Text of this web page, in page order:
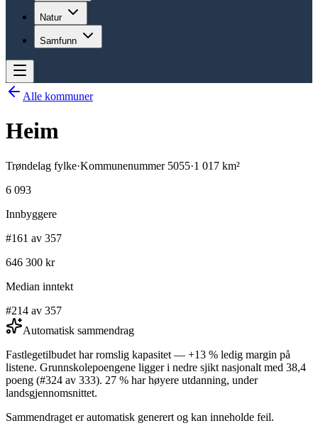
Natur
Samfunn
Alle kommuner
Heim
Trøndelag fylke·Kommunenummer 5055·1 017 km²
6 093
Innbyggere
#161 av 357
646 300 kr
Median inntekt
#214 av 357
Automatisk sammendrag
Fastlegetilbudet har romslig kapasitet — +13 % ledig margin på
listene. Grunnskolepoengene ligger i nedre sjikt nasjonalt med 38,4
poeng (#324 av 333). 27 % har høyere utdanning, under
landsgjennomsnittet.
Sammendraget er automatisk generert og kan inneholde feil.